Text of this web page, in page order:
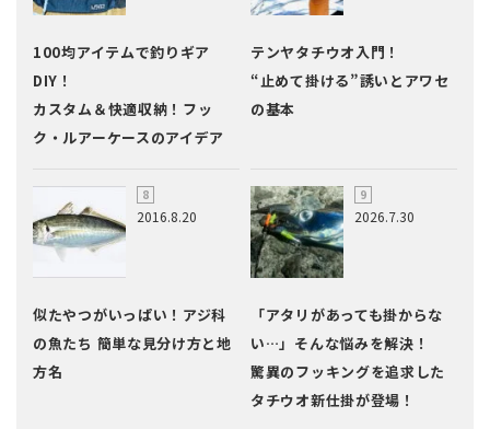
100均アイテムで釣りギア
DIY！
カスタム＆快適収納！フッ
ク・ルアーケースのアイデア
テンヤタチウオ入門！
“止めて掛ける”誘いとアワセ
の基本
2016.8.20
似たやつがいっぱい！アジ科
の魚たち 簡単な見分け方と地
方名
2026.7.30
「アタリがあっても掛からな
い…」そんな悩みを解決！
驚異のフッキングを追求した
タチウオ新仕掛が登場！